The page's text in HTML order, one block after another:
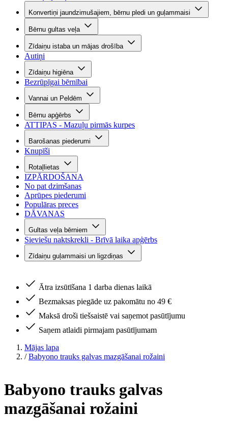
Konvertiņi jaundzimušajiem, bērnu pledi un guļammaisi
Bērnu gultas veļa
Zīdaiņu istaba un mājas drošība
Autiņi
Zīdaiņu higiēna
Bezrūpīgai bērnībai
Vannai un Peldēm
Bērnu apģērbs
ATTIPAS - Mazuļu pirmās kurpes
Barošanas piederumi
Knupīši
Rotaļlietas
IZPĀRDOŠANA
No pat dzimšanas
Aprūpes piederumi
Populāras preces
DĀVANAS
Gultas veļa bērniem
Sieviešu naktskrekli - Brīvā laika apģērbs
Zīdaiņu guļammaisi un ligzdiņas
Ātra izsūtīšana 1 darba dienas laikā
Bezmaksas piegāde uz pakomātu no 49 €
Maksā droši tiešsaistē vai saņemot pasūtījumu
Saņem atlaidi pirmajam pasūtījumam
Mājas lapa
/ Babyono trauks galvas mazgāšanai rožaini
Babyono trauks galvas
mazgāšanai rožaini